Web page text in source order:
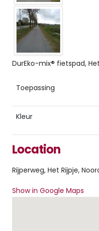
DurEko-mix® fietspad,
Toepassing
Kleur
Location
Rijperweg, Het Rijpje,
Show in Google Maps